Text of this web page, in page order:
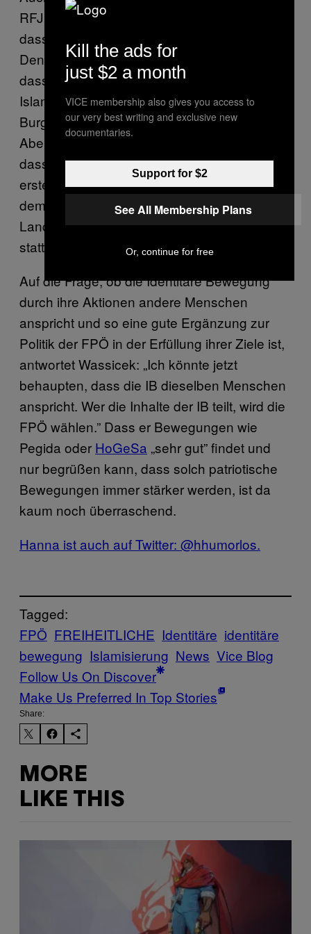
RFJ Burgenland, erklärt, wie wichtig es sei,
dass patriotische Kräfte zusammenhelfen.
Denn: „Von der SPÖ weiß man ja bereits,
dass sie eine innige Freundschaft zu den
Islamisten pflegt.” Und auch die ÖVP
Burgenland stünde für eine Islamisierung des
Abendlandes. Also „sollte man uns danken,
dass wir es geschafft haben, dass zum
ersten Mal Identitärer Aktionismus—unter
dem Ehrenschutz der burgenländischen RFJ-
Landesgruppe—im Burgenland
stattgefunden hat,” so Wassicek.
Auf die Frage, ob die Identitäre Bewegung
durch ihre Aktionen andere Menschen
anspricht und so eine gute Ergänzung zur
Politik der FPÖ in der Erfüllung ihrer Ziele ist,
antwortet Wassicek: „Ich könnte jetzt
behaupten, dass die IB dieselben Menschen
anspricht. Wer die Inhalte der IB teilt, wird die
FPÖ wählen.” Dass er Bewegungen wie
Pegida oder HoGeSa „sehr gut” findet und
nur begrüßen kann, dass solch patriotische
Bewegungen immer stärker werden, ist da
kaum noch überraschend.
Hanna ist auch auf Twitter: @hhumorlos.
Tagged:
FPÖ FREIHEITLICHE Identitäre identitäre
bewegung Islamisierung News Vice Blog
Follow Us On Discover
Make Us Preferred In Top Stories
Share:
MORE
LIKE THIS
Kill the ads for
just $2 a month
VICE membership also gives you access to
our very best writing and exclusive new
documentaries.
Support for $2
See All Membership Plans
Or, continue for free